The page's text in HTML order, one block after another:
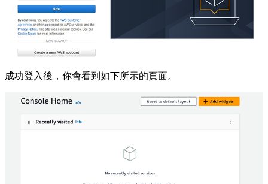
成功登入後，你會看到如下所示的頁面。